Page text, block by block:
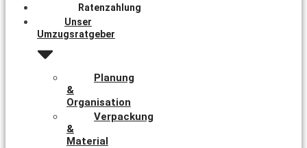
Ratenzahlung
Unser
Umzugsratgeber
Planung
&
Organisation
Verpackung
&
Material